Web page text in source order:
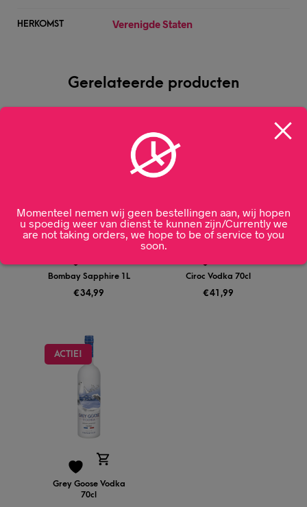
HERKOMST Verenigde Staten
Gerelateerde producten
Bombay Sapphire 1L
€34,99
Ciroc Vodka 70cl
€41,99
ACTIE!
Grey Goose Vodka
70cl
Momenteel nemen wij geen bestellingen aan, wij hopen
u spoedig weer van dienst te kunnen zijn/Currently we
are not taking orders, we hope to be of service to you
soon.